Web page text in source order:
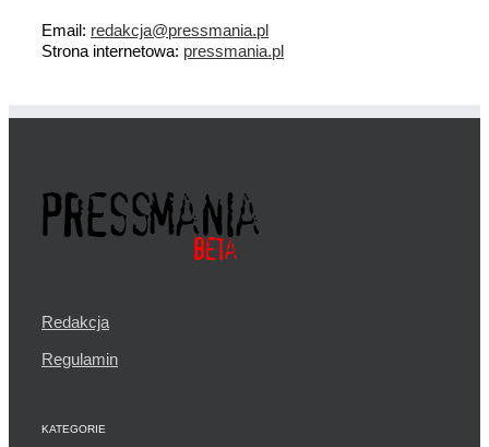
Email: redakcja@pressmania.pl
Strona internetowa: pressmania.pl
Redakcja
Regulamin
KATEGORIE